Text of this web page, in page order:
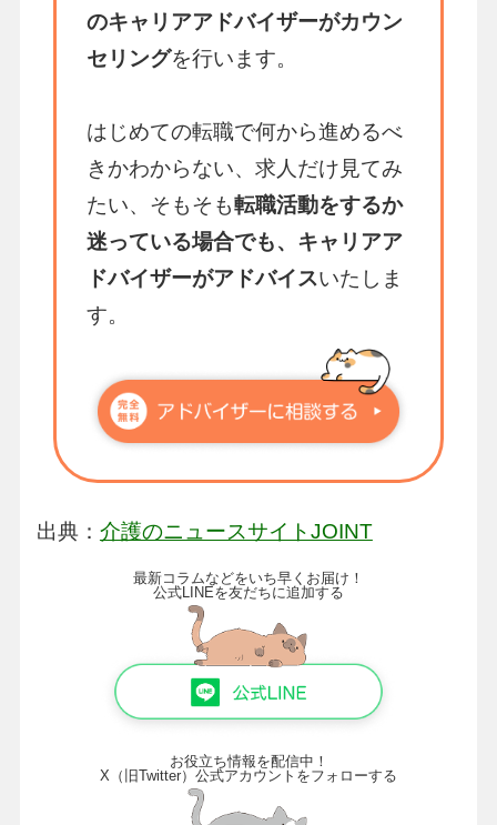
のキャリアアドバイザーがカウン
セリングを行います。
はじめての転職で何から進めるべ
きかわからない、求人だけ見てみ
たい、そもそも転職活動をするか
迷っている場合でも、キャリアア
ドバイザーがアドバイスいたしま
す。
出典： 介護のニュースサイトJOINT
最新コラムなどをいち早くお届け！
公式LINEを友だちに追加する
お役立ち情報を配信中！
X（旧Twitter）公式アカウントをフォローする